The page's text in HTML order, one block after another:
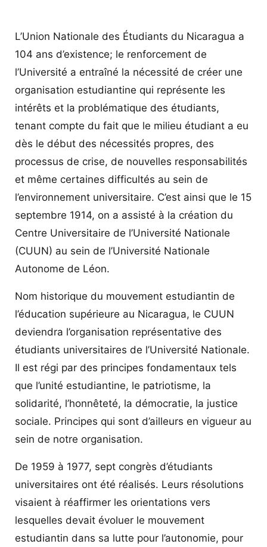
L’Union Nationale des Étudiants du Nicaragua a
104 ans d’existence; le renforcement de
l’Université a entraîné la nécessité de créer une
organisation estudiantine qui représente les
intérêts et la problématique des étudiants,
tenant compte du fait que le milieu étudiant a eu
dès le début des nécessités propres, des
processus de crise, de nouvelles responsabilités
et même certaines difficultés au sein de
l’environnement universitaire. C’est ainsi que le 15
septembre 1914, on a assisté à la création du
Centre Universitaire de l’Université Nationale
(CUUN) au sein de l’Université Nationale
Autonome de Léon.
Nom historique du mouvement estudiantin de
l’éducation supérieure au Nicaragua, le CUUN
deviendra l’organisation représentative des
étudiants universitaires de l’Université Nationale.
Il est régi par des principes fondamentaux tels
que l’unité estudiantine, le patriotisme, la
solidarité, l’honnêteté, la démocratie, la justice
sociale. Principes qui sont d’ailleurs en vigueur au
sein de notre organisation.
De 1959 à 1977, sept congrès d’étudiants
universitaires ont été réalisés. Leurs résolutions
visaient à réaffirmer les orientations vers
lesquelles devait évoluer le mouvement
estudiantin dans sa lutte pour l’autonomie, pour